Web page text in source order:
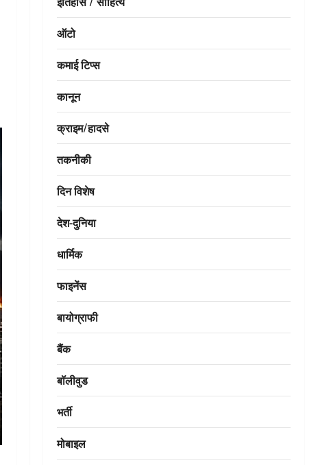
ऑटो
कमाई टिप्स
कानून
क्राइम/हादसे
तकनीकी
दिन विशेष
देश-दुनिया
धार्मिक
फाइनेंस
बायोग्राफी
बैंक
बॉलीवुड
भर्ती
मोबाइल